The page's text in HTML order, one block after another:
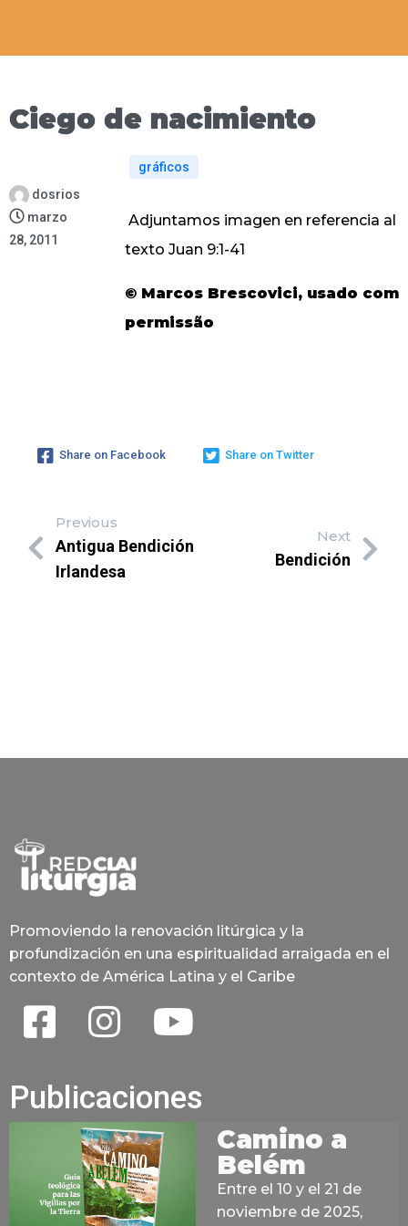
Ciego de nacimiento
dosrios
marzo
28, 2011
gráficos
Adjuntamos imagen en referencia al
texto Juan 9:1-41
© Marcos Brescovici, usado com
permissão
Share on Facebook Share on Twitter
Previous
Antigua Bendición
Irlandesa
Next
Bendición
Promoviendo la renovación litúrgica y la
profundización en una espiritualidad arraigada en el
contexto de América Latina y el Caribe
Publicaciones
Camino a
Belém
Entre el 10 y el 21 de
noviembre de 2025,